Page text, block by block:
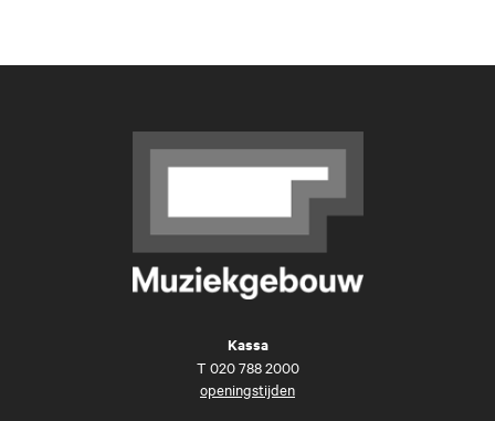
Kassa
T 020 788 2000
openingstijden